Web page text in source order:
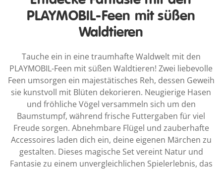
PLAYMOBIL-Feen mit süßen
Waldtieren
Tauche ein in eine traumhafte Waldwelt mit den
PLAYMOBIL-Feen mit süßen Waldtieren! Zwei liebevolle
Feen umsorgen ein majestätisches Reh, dessen Geweih
sie kunstvoll mit Blüten dekorieren. Neugierige Hasen
und fröhliche Vögel versammeln sich um den
Baumstumpf, während frische Futtergaben für viel
Freude sorgen. Abnehmbare Flügel und zauberhafte
Accessoires laden dich ein, deine eigenen Märchen zu
gestalten. Dieses magische Set vereint Natur und
Fantasie zu einem unvergleichlichen Spielerlebnis, das